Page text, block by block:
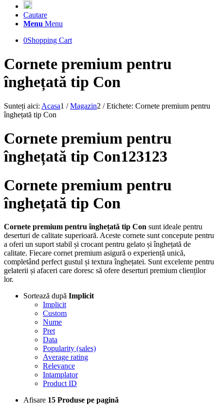
Cautare
Menu Menu
0Shopping Cart
Cornete premium pentru
înghețată tip Con
Sunteți aici: Acasa1 / Magazin2 / Etichete: Cornete premium pentru
înghețată tip Con
Cornete premium pentru
înghețată tip Con123123
Cornete premium pentru
înghețată tip Con
Cornete premium pentru înghețată tip Con sunt ideale pentru
deserturi de calitate superioară. Aceste cornete sunt concepute pentru
a oferi un suport stabil și crocant pentru gelato și înghețată de
calitate. Fiecare cornet premium asigură o experiență unică,
completând perfect gustul și textura înghețatei. Sunt excelente pentru
gelaterii și afaceri care doresc să ofere deserturi premium clienților
lor.
Sortează după Implicit
Implicit
Custom
Nume
Pret
Data
Popularity (sales)
Average rating
Relevance
Intamplator
Product ID
Afisare 15 Produse pe pagină